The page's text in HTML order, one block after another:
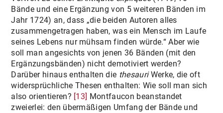
Bände und eine Ergänzung von 5 weiteren Bänden im
Jahr 1724) an, dass „die beiden Autoren alles
zusammengetragen haben, was ein Mensch im Laufe
seines Lebens nur mühsam finden würde.“ Aber wie
soll man angesichts von jenen 36 Bänden (mit den
Ergänzungsbänden) nicht demotiviert werden?
Darüber hinaus enthalten die thesauriWerke, die oft
widersprüchliche Thesen enthalten: Wie soll man sich
also orientieren? [13] Montfaucon beanstandet
zweierlei: den übermäßigen Umfang der Bände und